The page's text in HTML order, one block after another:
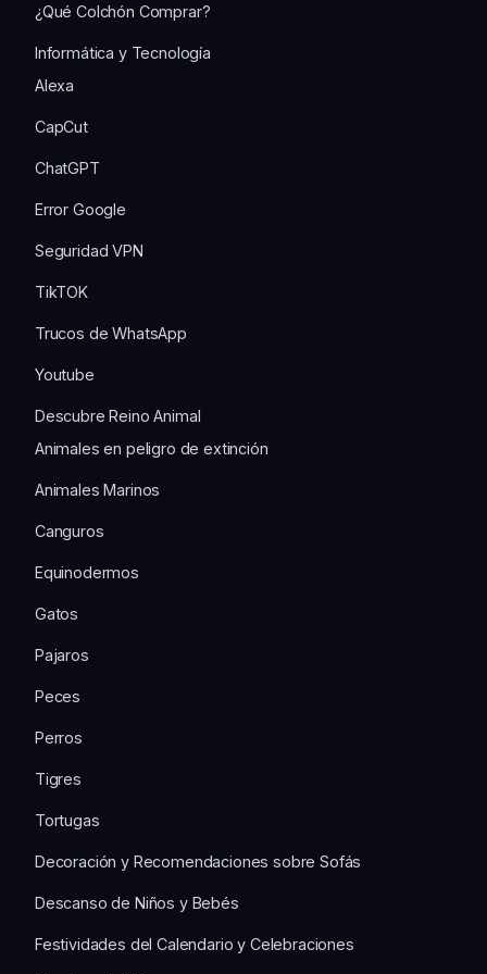
¿Qué Colchón Comprar?
Informática y Tecnología
Alexa
CapCut
ChatGPT
Error Google
Seguridad VPN
TikTOK
Trucos de WhatsApp
Youtube
Descubre Reino Animal
Animales en peligro de extinción
Animales Marinos
Canguros
Equinodermos
Gatos
Pajaros
Peces
Perros
Tigres
Tortugas
Decoración y Recomendaciones sobre Sofás
Descanso de Niños y Bebés
Festividades del Calendario y Celebraciones